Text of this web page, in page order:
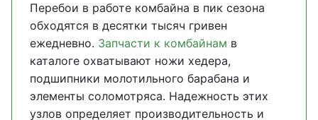
Перебои в работе комбайна в пик сезона
обходятся в десятки тысяч гривен
ежедневно. Запчасти к комбайнам в
каталоге охватывают ножи хедера,
подшипники молотильного барабана и
элементы соломотряса. Надежность этих
узлов определяет производительность и